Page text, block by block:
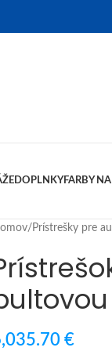
DOPLNKYFARBY
/ Prístrešky pre
€